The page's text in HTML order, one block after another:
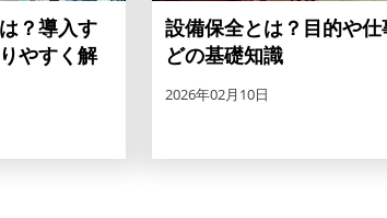
？導入す
やすく解
設備保全とは？目的や
どの基礎知識
2026年02月10日